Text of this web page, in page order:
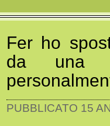
Fer ho
da una
PUBBLICATO 15